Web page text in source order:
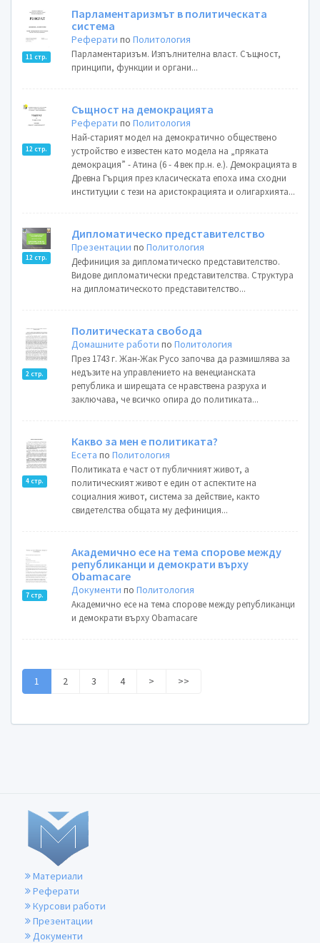
11 стр.
Парламентаризмът в политическата
система
Реферати поПолитология
Парламентаризъм. Изпълнителна власт. Същност,
принципи, функции и органи...
12 стр.
Същност на демокрацията
Реферати поПолитология
Най-старият модел на демократично обществено
устройство е известен като модела на „пряката
демокрация” - Атина (6 - 4 век пр.н. е.). Демокрацията в
Древна Гърция през класическата епоха има сходни
институции с тези на аристокрацията и олигархията...
12 стр.
Дипломатическо представителство
Презентации поПолитология
Дефиниция за дипломатическо представителство.
Видове дипломатически представителства. Структура
на дипломатическото представителство...
2 стр.
Политическата свобода
Домашните работи поПолитология
През 1743 г. Жан-Жак Русо започва да размишлява за
недъзите на управлението на венецианската
република и ширещата се нравствена разруха и
заключава, че всичко опира до политиката...
4 стр.
Какво за мен е политиката?
Есета поПолитология
Политиката е част от публичният живот, а
политическият живот е един от аспектите на
социалния живот, система за действие, както
свидетелства общата му дефиниция...
7 стр.
Академично есе на тема спорове между
републиканци и демократи върху
Obamacare
Документи поПолитология
Академично есе на тема спорове между републиканци
и демократи върху Obamacare
1 2 3 4 > >>
Материали
Реферати
Курсови работи
Презентации
Документи